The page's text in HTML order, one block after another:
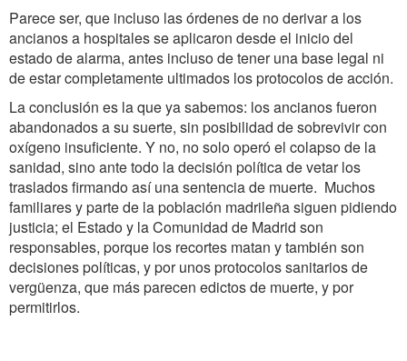
Parece ser, que incluso las órdenes de no derivar a los
ancianos a hospitales se aplicaron desde el inicio del
estado de alarma, antes incluso de tener una base legal ni
de estar completamente ultimados los protocolos de acción.
La conclusión es la que ya sabemos: los ancianos fueron
abandonados a su suerte, sin posibilidad de sobrevivir con
oxígeno insuficiente. Y no, no solo operó el colapso de la
sanidad, sino ante todo la decisión política de vetar los
traslados firmando así una sentencia de muerte. Muchos
familiares y parte de la población madrileña siguen pidiendo
justicia; el Estado y la Comunidad de Madrid son
responsables, porque los recortes matan y también son
decisiones políticas, y por unos protocolos sanitarios de
vergüenza, que más parecen edictos de muerte, y por
permitirlos.